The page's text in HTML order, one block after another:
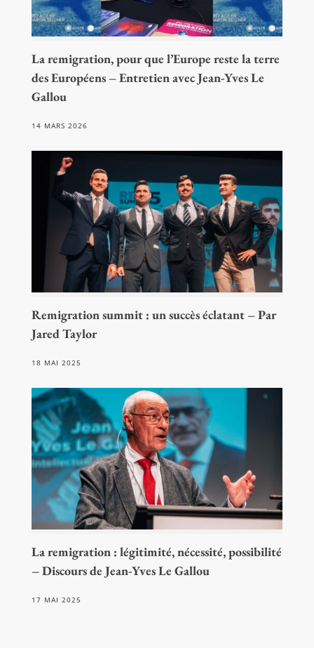
La remigration, pour que l’Europe reste la terre
des Européens – Entretien avec Jean-Yves Le
Gallou
14 MARS 2026
Remigration summit : un succès éclatant – Par
Jared Taylor
18 MAI 2025
La remigration : légitimité, nécessité, possibilité
– Discours de Jean-Yves Le Gallou
17 MAI 2025